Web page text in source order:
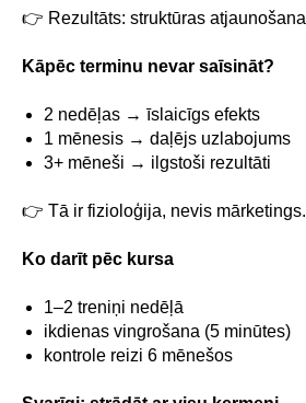
👉 Rezultāts: struktūras atjaunošana
Kāpēc terminu nevar saīsināt?
2 nedēļas → īslaicīgs efekts
1 mēnesis → daļējs uzlabojums
3+ mēneši → ilgstoši rezultāti
👉 Tā ir fizioloģija, nevis mārketings.
Ko darīt pēc kursa
1–2 treniņi nedēļā
ikdienas vingrošana (5 minūtes)
kontrole reizi 6 mēnešos